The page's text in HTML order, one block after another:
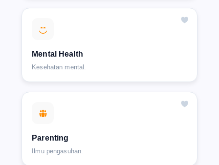
Mental Health
Kesehatan mental.
Parenting
Ilmu pengasuhan.